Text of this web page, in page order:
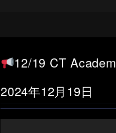
12/19 CT
2024年12月19日